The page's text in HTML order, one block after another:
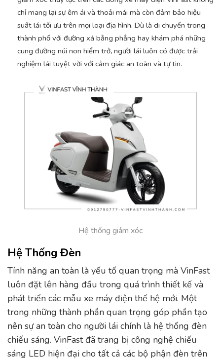
chỉ mang lại sự êm ái và thoải mái mà còn đảm bảo hiệu
suất lái tối ưu trên mọi loại địa hình. Dù là di chuyển trong
thành phố với đường xá bằng phẳng hay khám phá những
cung đường núi non hiểm trở, người lái luôn có được trải
nghiệm lái tuyệt vời với cảm giác an toàn và tự tin.
Hệ thống giảm xóc
Hệ Thống Đèn
Tính năng an toàn là yếu tố quan trọng mà VinFast
luôn đặt lên hàng đầu trong quá trình thiết kế và
phát triển các mẫu xe máy điện thế hệ mới. Một
trong những thành phần quan trọng góp phần tạo
nên sự an toàn cho người lái chính là hệ thống đèn
chiếu sáng. VinFast đã trang bị công nghệ chiếu
sáng LED hiện đại cho tất cả các bộ phận đèn trên